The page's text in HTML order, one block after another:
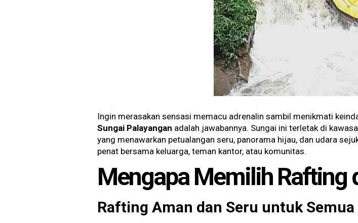
Ingin merasakan sensasi memacu adrenalin sambil menikmati
Sungai Palayangan adalah jawabannya. Sungai ini terletak di
yang menawarkan petualangan seru, panorama hijau, dan udara
penat bersama keluarga, teman kantor, atau komunitas.
Mengapa Memilih Rafting
Rafting Aman dan Seru untuk Semua